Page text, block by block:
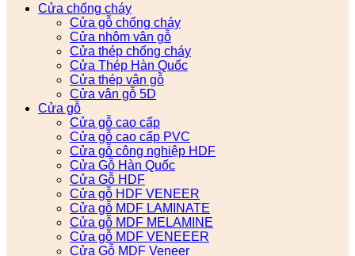
Cửa chống cháy
Cửa gỗ chống cháy
Cửa nhôm vân gỗ
Cửa thép chống cháy
Cửa Thép Hàn Quốc
Cửa thép vân gỗ
Cửa vân gỗ 5D
Cửa gỗ
Cửa gỗ cao cấp
Cửa gỗ cao cấp PVC
Cửa gỗ công nghiệp HDF
Cửa Gỗ Hàn Quốc
Cửa Gỗ HDF
Cửa gỗ HDF VENEER
Cửa gỗ MDF LAMINATE
Cửa gỗ MDF MELAMINE
Cửa gỗ MDF VENEEER
Cửa Gỗ MDF Veneer